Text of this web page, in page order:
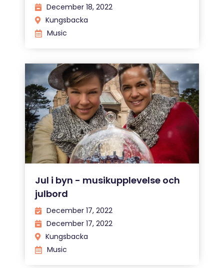
December 18, 2022
Kungsbacka
Music
Jul i byn - musikupplevelse och
julbord
December 17, 2022
December 17, 2022
Kungsbacka
Music